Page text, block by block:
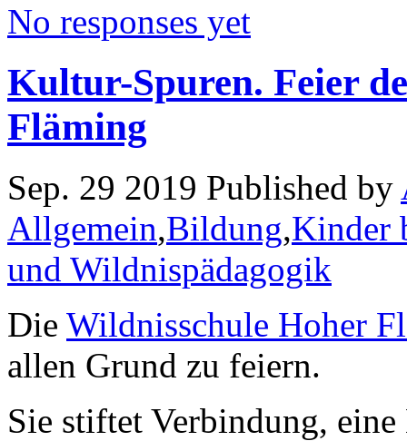
No responses yet
Kultur-Spuren. Feier
Fläming
Sep. 29 2019 Published by
Allgemein,Bildung,Kinder
und Wildnispädagogik
Die Wildnisschule Hoher
allen Grund zu feiern.
Sie stiftet Verbindung,